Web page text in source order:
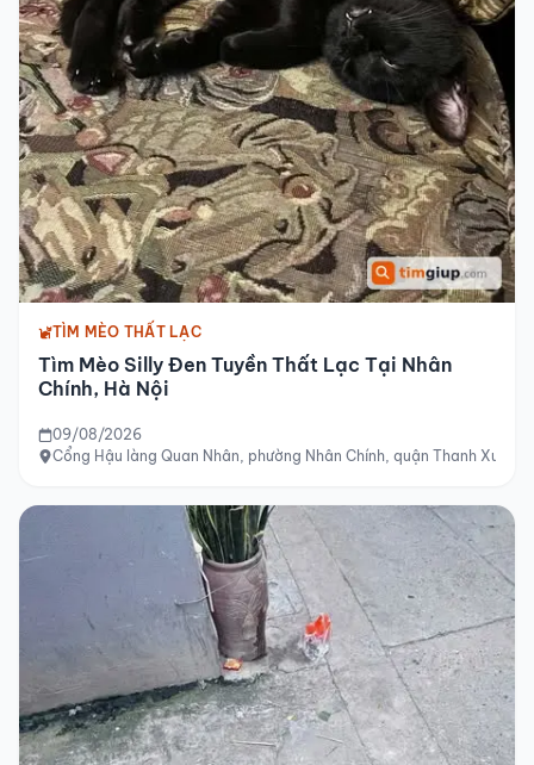
TÌM MÈO THẤT LẠC
Tìm Mèo Silly Đen Tuyền Thất Lạc Tại Nhân
Chính, Hà Nội
09/08/2026
Cổng Hậu làng Quan Nhân, phường Nhân Chính, quận Thanh Xuân,